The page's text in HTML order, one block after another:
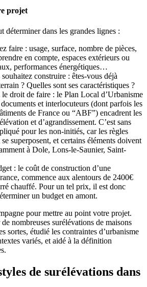
projet
déterminer dans les grandes lignes :
faire : usage, surface, nombre de pièces,
en compte, espaces extérieurs ou
performances énergétiques…
construire : êtes-vous déjà
? Quelles sont ses caractéristiques ?
droit de faire : le Plan Local d’Urbanisme
et interlocuteurs (dont parfois les
de France ou “ABF”) encadrent les
et d’agrandissement. C’est sans
pour les non-initiés, car les règles
superposent, et certains éléments doivent
à Dole, Lons-le-Saunier, Saint-
: le coût de construction d’une
commence aux alentours de 2400€
chauffé. Pour un tel prix, il est donc
un budget en amont.
pour mettre au point votre projet.
nombreuses surélévations de maisons
sortes, étudié les contraintes d’urbanisme
variés, et aidé à la définition
de surélévations dans